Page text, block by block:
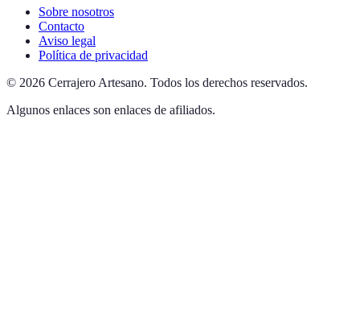
Sobre nosotros
Contacto
Aviso legal
Política de privacidad
© 2026 Cerrajero Artesano. Todos los derechos reservados.
Algunos enlaces son enlaces de afiliados.